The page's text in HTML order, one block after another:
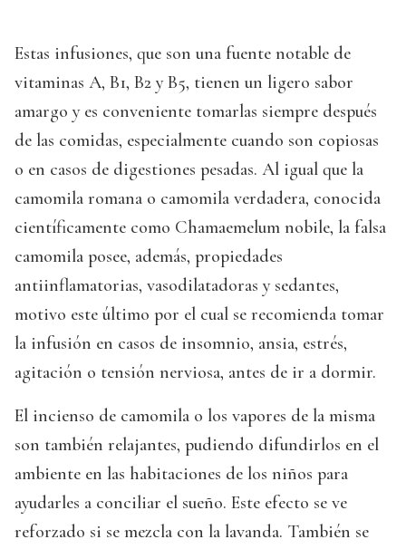
Estas infusiones, que son una fuente notable de
vitaminas A, B1, B2 y B5, tienen un ligero sabor
amargo y es conveniente tomarlas siempre después
de las comidas, especialmente cuando son copiosas
o en casos de digestiones pesadas. Al igual que la
camomila romana o camomila verdadera, conocida
científicamente como Chamaemelum nobile, la falsa
camomila posee, además, propiedades
antiinflamatorias, vasodilatadoras y sedantes,
motivo este último por el cual se recomienda tomar
la infusión en casos de insomnio, ansia, estrés,
agitación o tensión nerviosa, antes de ir a dormir.
El incienso de camomila o los vapores de la misma
son también relajantes, pudiendo difundirlos en el
ambiente en las habitaciones de los niños para
ayudarles a conciliar el sueño. Este efecto se ve
reforzado si se mezcla con la lavanda. También se